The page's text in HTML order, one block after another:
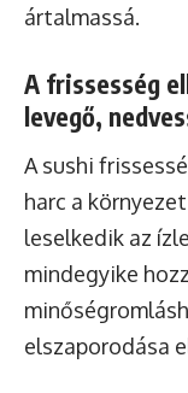
ártalmassá.
A frissesség
levegő,
A sushi
harc a
leselkedik az
mindegyike
elszaporodása